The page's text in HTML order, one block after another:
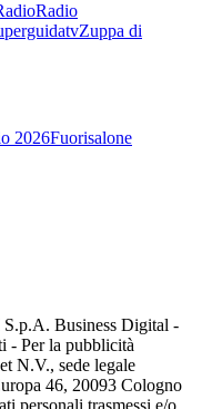
Radio
Zuppa di
2026Fuorisalone
Business Digital -
- Per la pubblicità
N.V., sede legale
46, 20093 Cologno
personali trasmessi e/o